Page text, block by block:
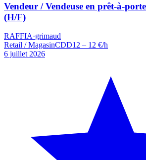
Vendeur / Vendeuse en prêt-à-
(H/F)
RAFFIA·grimaud
Retail / MagasinCDD12 – 12 €/h
6 juillet 2026